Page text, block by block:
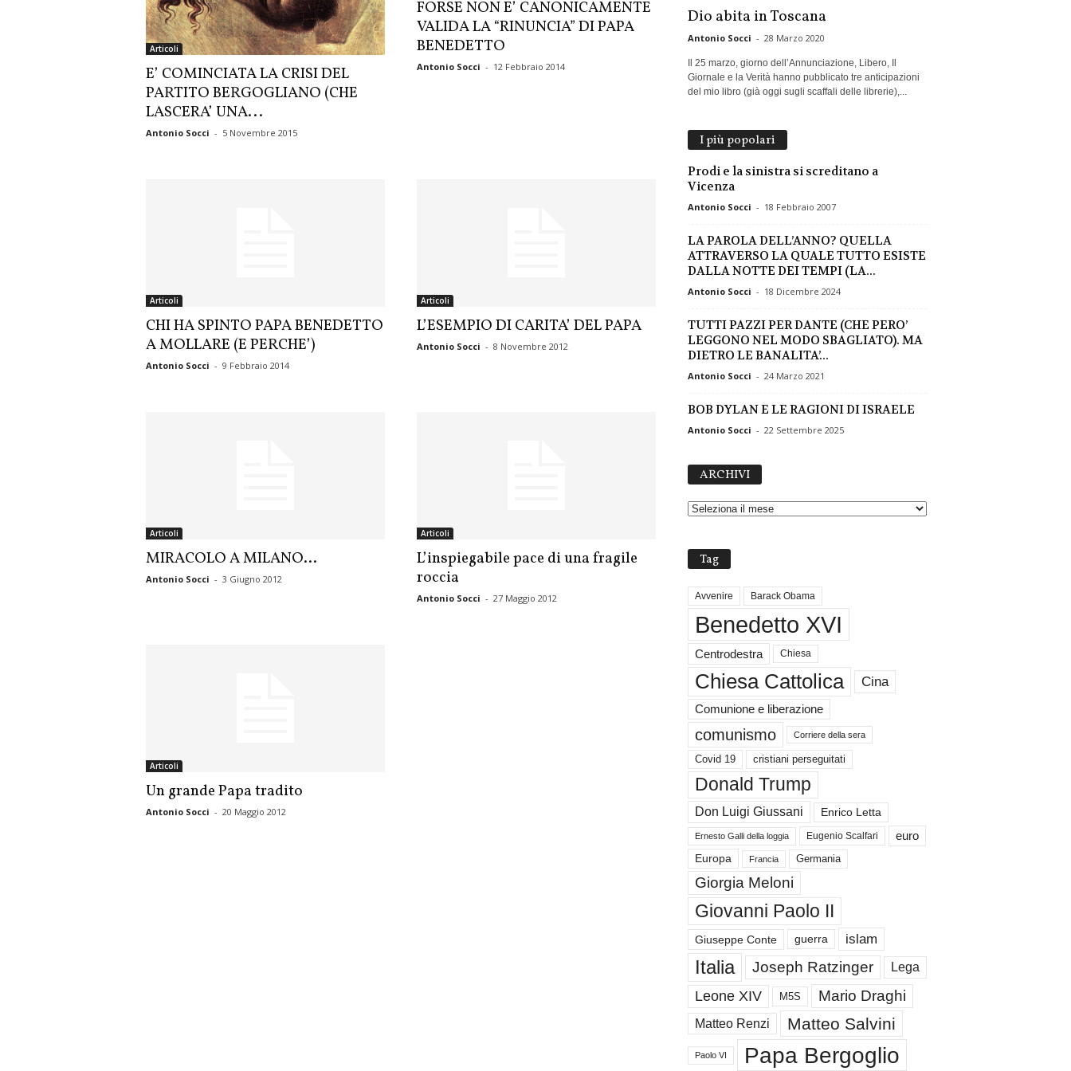
Articoli
E’ COMINCIATA LA CRISI DEL
PARTITO BERGOGLIANO (CHE
LASCERA’ UNA...
Antonio Socci - 5 Novembre 2015
FORSE NON E’ CANONICAMENTE
VALIDA LA “RINUNCIA” DI PAPA
BENEDETTO
Antonio Socci - 12 Febbraio 2014
Articoli
CHI HA SPINTO PAPA BENEDETTO
A MOLLARE (E PERCHE’)
Antonio Socci - 9 Febbraio 2014
Articoli
L’ESEMPIO DI CARITA’ DEL PAPA
Antonio Socci - 8 Novembre 2012
Articoli
MIRACOLO A MILANO…
Antonio Socci - 3 Giugno 2012
Articoli
L’inspiegabile pace di una fragile
roccia
Antonio Socci - 27 Maggio 2012
Articoli
Un grande Papa tradito
Antonio Socci - 20 Maggio 2012
Dio abita in Toscana
Antonio Socci - 28 Marzo 2020
Il 25 marzo, giorno dell’Annunciazione, Libero, Il
Giornale e la Verità hanno pubblicato tre anticipazioni
del mio libro (già oggi sugli scaffali delle librerie),...
I più popolari
Prodi e la sinistra si screditano a
Vicenza
Antonio Socci - 18 Febbraio 2007
LA PAROLA DELL’ANNO? QUELLA
ATTRAVERSO LA QUALE TUTTO ESISTE
DALLA NOTTE DEI TEMPI (LA...
Antonio Socci - 18 Dicembre 2024
TUTTI PAZZI PER DANTE (CHE PERO’
LEGGONO NEL MODO SBAGLIATO). MA
DIETRO LE BANALITA’...
Antonio Socci - 24 Marzo 2021
BOB DYLAN E LE RAGIONI DI ISRAELE
Antonio Socci - 22 Settembre 2025
ARCHIVI
H
Tag
Avvenire Barack Obama
Benedetto XVI
Centrodestra Chiesa
Chiesa Cattolica Cina
Comunione e liberazione
comunismo Corriere della sera
Covid 19 cristiani perseguitati
Donald Trump
Don Luigi Giussani Enrico Letta
Ernesto Galli della loggia Eugenio Scalfari euro
Europa Francia Germania
Giorgia Meloni
Giovanni Paolo II
Giuseppe Conte guerra islam
Italia Joseph Ratzinger Lega
Leone XIV M5S Mario Draghi
Matteo Renzi Matteo Salvini
Paolo VI Papa Bergoglio